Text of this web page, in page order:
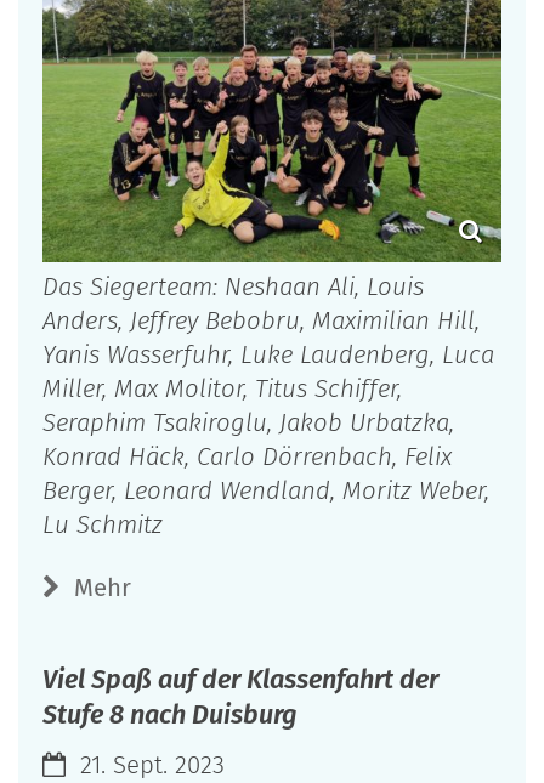
Das Siegerteam: Neshaan Ali, Louis
Anders, Jeffrey Bebobru, Maximilian Hill,
Yanis Wasserfuhr, Luke Laudenberg, Luca
Miller, Max Molitor, Titus Schiffer,
Seraphim Tsakiroglu, Jakob Urbatzka,
Konrad Häck, Carlo Dörrenbach, Felix
Berger, Leonard Wendland, Moritz Weber,
Lu Schmitz
Mehr
Viel Spaß auf der Klassenfahrt der
Stufe 8 nach Duisburg
21. Sept. 2023